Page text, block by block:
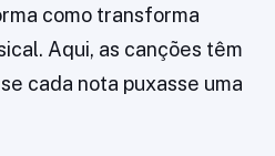
como transforma
Aqui, as canções têm
cada nota puxasse uma